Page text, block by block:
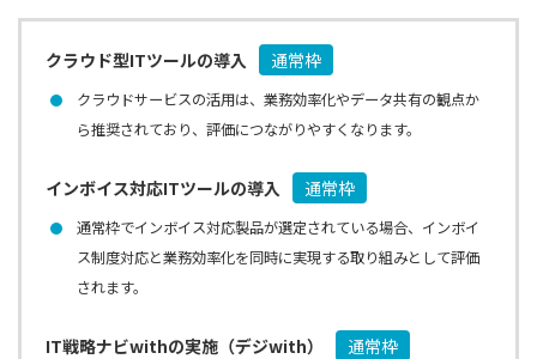
クラウド型ITツールの導入 通常枠
クラウドサービスの活用は、業務効率化やデータ共有の観点か
ら推奨されており、評価につながりやすくなります。
インボイス対応ITツールの導入 通常枠
通常枠でインボイス対応製品が選定されている場合、インボイ
ス制度対応と業務効率化を同時に実現する取り組みとして評価
されます。
IT戦略ナビwithの実施（デジwith）
通常枠